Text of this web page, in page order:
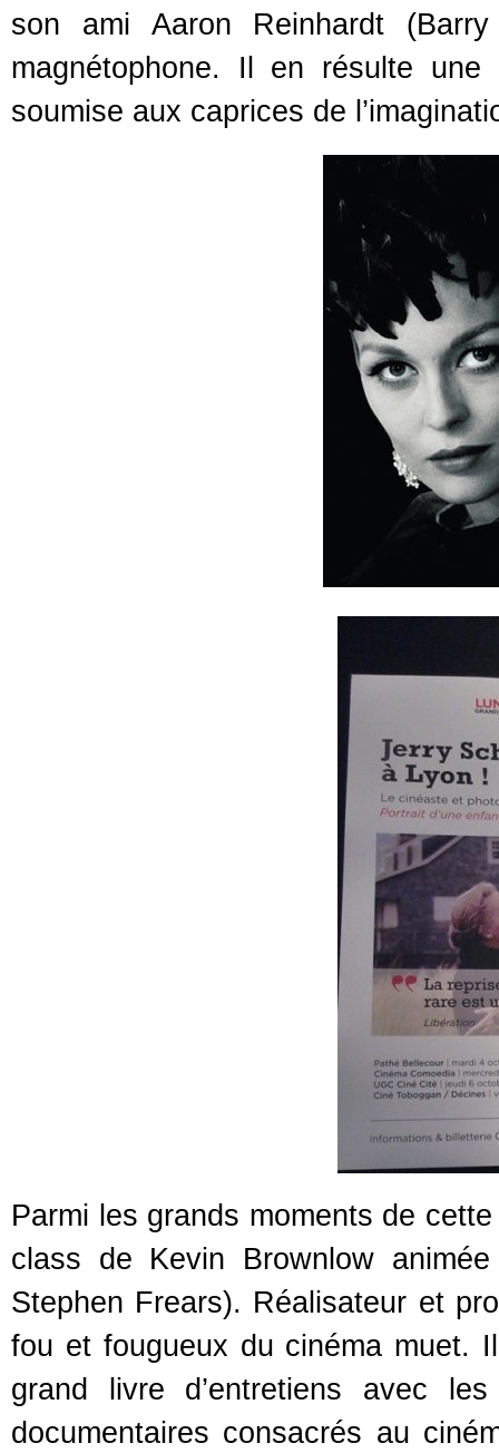
son ami Aaron Reinhardt
magnétophone. Il en résulte
soumise aux caprices de
Parmi les grands moments de
class de Kevin Brownlow
Stephen Frears). Réalisateur et
fou et fougueux du cinéma muet.
grand livre d’entretiens avec
documentaires consacrés au